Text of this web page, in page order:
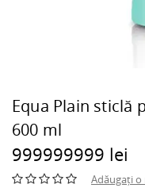
Equa Plain sticlă
600 ml
999999999 lei
Adăugați o